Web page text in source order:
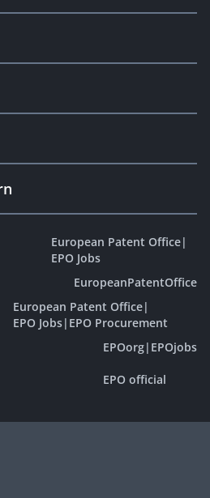
European Patent Office|
EPO Jobs
EuropeanPatentOffice
European Patent Office|
EPO Jobs| EPO Procurement
EPOorg| EPOjobs
EPO official